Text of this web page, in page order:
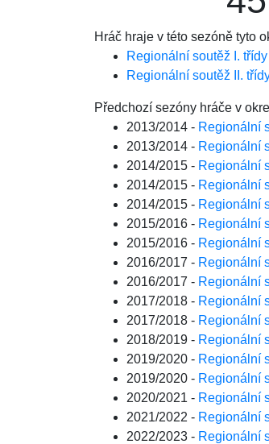
Hráč hraje v této sezóně tyto
Regionální soutěž I. třídy
Regionální soutěž II.
Předchozí sezóny hráče v
2013/2014 - Regionální
2013/2014 - Regionální
2014/2015 - Regionální
2014/2015 - Regionální
2014/2015 - Regionální
2015/2016 - Regionální
2015/2016 - Regionální
2016/2017 - Regionální
2016/2017 - Regionální
2017/2018 - Regionální
2017/2018 - Regionální
2018/2019 - Regionální
2019/2020 - Regionální
2019/2020 - Regionální
2020/2021 - Regionální
2021/2022 - Regionální
2022/2023 - Regionální